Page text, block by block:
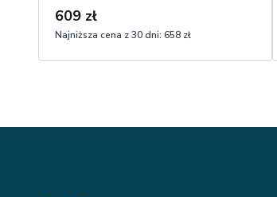
609 zł
Najniższa cena z 30 dni: 658 zł